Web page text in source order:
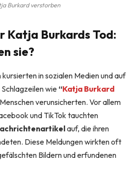
Burkard verstorben
Katja Burkards Tod:
sie?
in sozialen Medien und auf
wie “Katja Burkard
verunsicherten. Vor allem
und TikTok tauchten
auf, die ihren
Diese Meldungen wirkten oft
Bildern und erfundenen